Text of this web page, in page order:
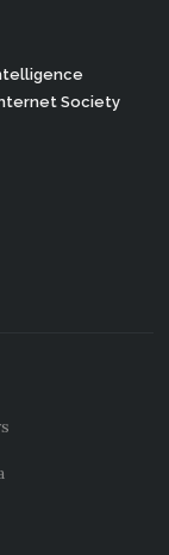
Society